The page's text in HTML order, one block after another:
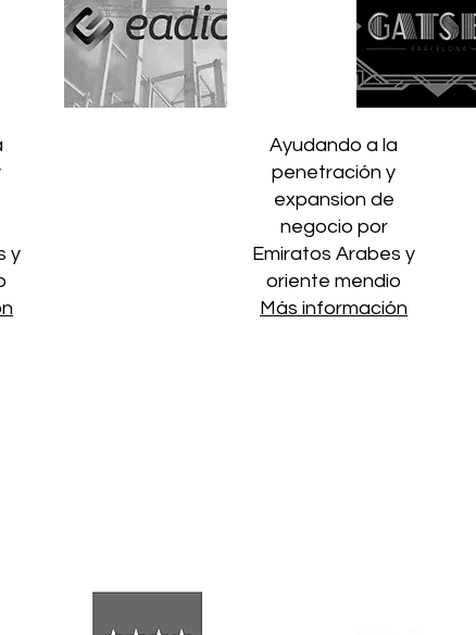
y
Ayudando a la
penetración y
expansion de
negocio por
Emiratos Arabes y
oriente mendio
Más información